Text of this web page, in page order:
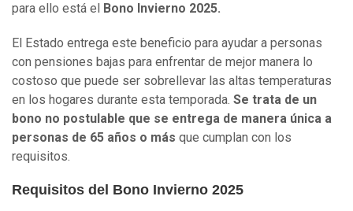
para ello está el
Bono Invierno 2025.
El Estado entrega este beneficio para ayudar a personas
con pensiones bajas para enfrentar de mejor manera lo
costoso que puede ser sobrellevar las altas temperaturas
en los hogares durante esta temporada. Se trata de un
bono no postulable que se entrega de manera única a
personas de 65 años o más que cumplan con los
requisitos.
Requisitos del Bono Invierno 2025